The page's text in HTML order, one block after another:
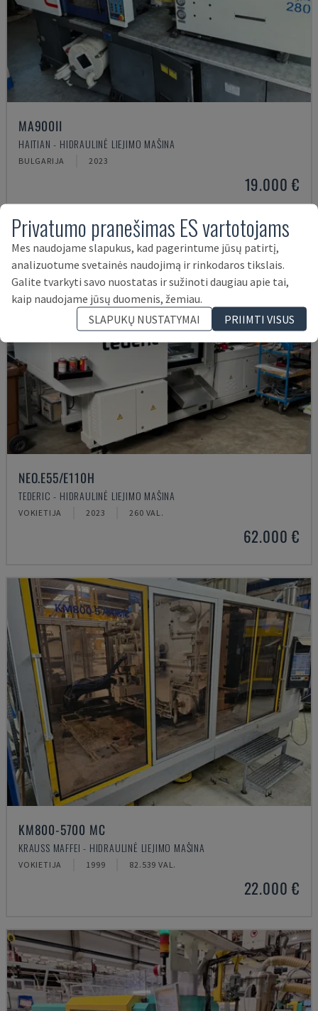
MA900ІІ
HAITIAN - HIDRAULINĖ LIEJIMO MAŠINA
BULGARIJA 2023
19.000 €
NEO.E55/E110H
TEDERIC - HIDRAULINĖ LIEJIMO MAŠINA
VOKIETIJA 2023 260 VAL.
62.000 €
KM800-5700 MC
KRAUSS MAFFEI - HIDRAULINĖ LIEJIMO MAŠINA
VOKIETIJA 1999 82.539 VAL.
22.000 €
Privatumo pranešimas ES vartotojams
Mes naudojame slapukus, kad pagerintume jūsų patirtį,
analizuotume svetainės naudojimą ir rinkodaros tikslais.
Galite tvarkyti savo nuostatas ir sužinoti daugiau apie tai,
kaip naudojame jūsų duomenis, žemiau.
SLAPUKŲ NUSTATYMAI
PRIIMTI VISUS